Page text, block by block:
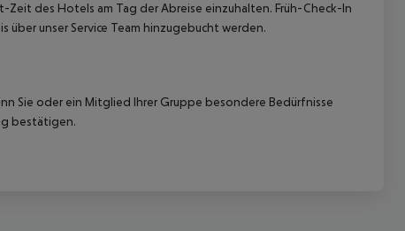
des Hotels am Tag der Abreise einzuhalten. Früh-Check-In
unser Service Team hinzugebucht werden.
Sie oder ein Mitglied Ihrer Gruppe besondere Bedürfnisse
bestätigen.